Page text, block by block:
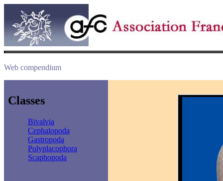
Web compendium
Classes
Bivalvia
Cephalopoda
Gastropoda
Polyplacophora
Scaphopoda